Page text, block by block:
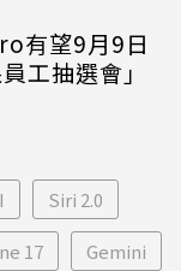
有望9月9日
工抽選會」
Siri 2.0
17 Gemini